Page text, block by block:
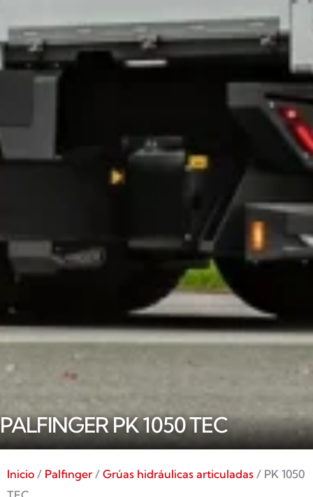
PALFINGER PK 1050 TEC
Inicio / Palfinger/ Grúas hidráulicas articuladas / PK 1050